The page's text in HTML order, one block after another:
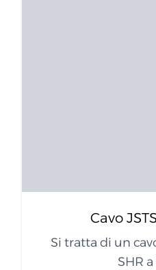
Cavo
Si tratta di un
SHR